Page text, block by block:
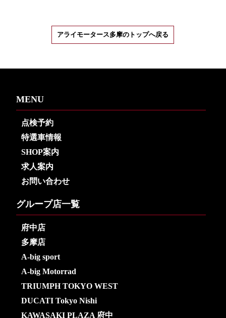
アライモータース多摩のトップへ戻る
MENU
点検予約
特選車情報
SHOP案内
求人案内
お問い合わせ
グループ店一覧
府中店
多摩店
A-big sport
A-big Motorrad
TRIUMPH TOKYO WEST
DUCATI Tokyo Nishi
KAWASAKI PLAZA 府中